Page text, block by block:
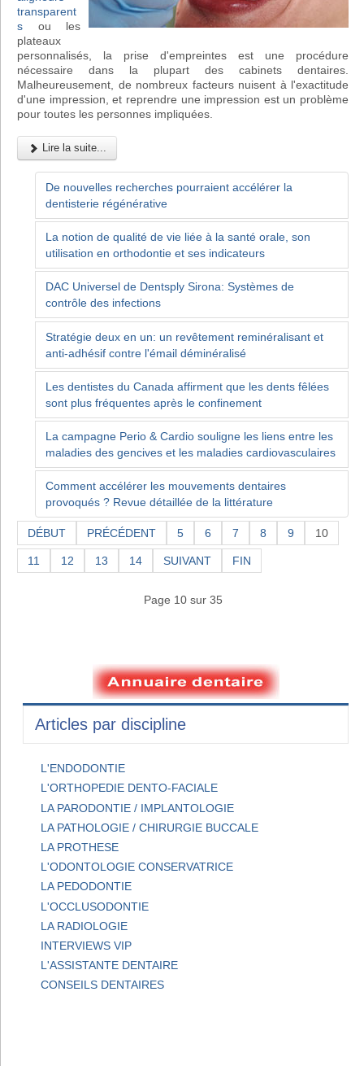
transparent
s ou les
plateaux
personnalisés, la prise d'empreintes est une procédure
nécessaire dans la plupart des cabinets dentaires.
Malheureusement, de nombreux facteurs nuisent à l'exactitude
d'une impression, et reprendre une impression est un problème
pour toutes les personnes impliquées.
Lire la suite...
De nouvelles recherches pourraient accélérer la
dentisterie régénérative
La notion de qualité de vie liée à la santé orale, son
utilisation en orthodontie et ses indicateurs
DAC Universel de Dentsply Sirona: Systèmes de
contrôle des infections
Stratégie deux en un: un revêtement reminéralisant et
anti-adhésif contre l'émail déminéralisé
Les dentistes du Canada affirment que les dents fêlées
sont plus fréquentes après le confinement
La campagne Perio & Cardio souligne les liens entre les
maladies des gencives et les maladies cardiovasculaires
Comment accélérer les mouvements dentaires
provoqués ? Revue détaillée de la littérature
DÉBUT PRÉCÉDENT 5 6 7 8 9 10
11 12 13 14 SUIVANT FIN
Page 10 sur 35
Articles par discipline
L'ENDODONTIE
L'ORTHOPEDIE DENTO-FACIALE
LA PARODONTIE / IMPLANTOLOGIE
LA PATHOLOGIE / CHIRURGIE BUCCALE
LA PROTHESE
L'ODONTOLOGIE CONSERVATRICE
LA PEDODONTIE
L'OCCLUSODONTIE
LA RADIOLOGIE
INTERVIEWS VIP
L'ASSISTANTE DENTAIRE
CONSEILS DENTAIRES